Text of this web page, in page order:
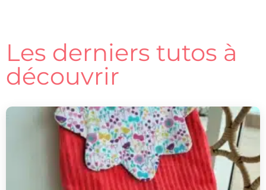
Les derniers tutos à
découvrir